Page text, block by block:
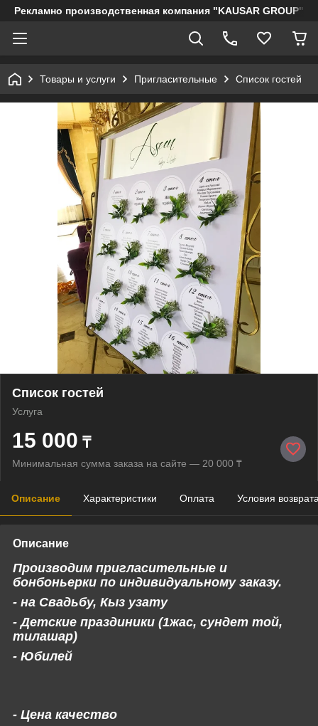
Рекламно производственная компания "KAUSAR GROUP"
Товары и услуги Пригласительные Список гостей
Список гостей
Услуга
15 000 ₸
Минимальная сумма заказа на сайте — 20 000 ₸
Описание Характеристики Оплата Условия
Описание
Производим пригласительные и
бонбоньерки по индивидуальному заказу.
- на Свадьбу, Кыз узату
- Детские праздиники (1жас, сундет той,
тилашар)
- Юбилей
- Цена качество